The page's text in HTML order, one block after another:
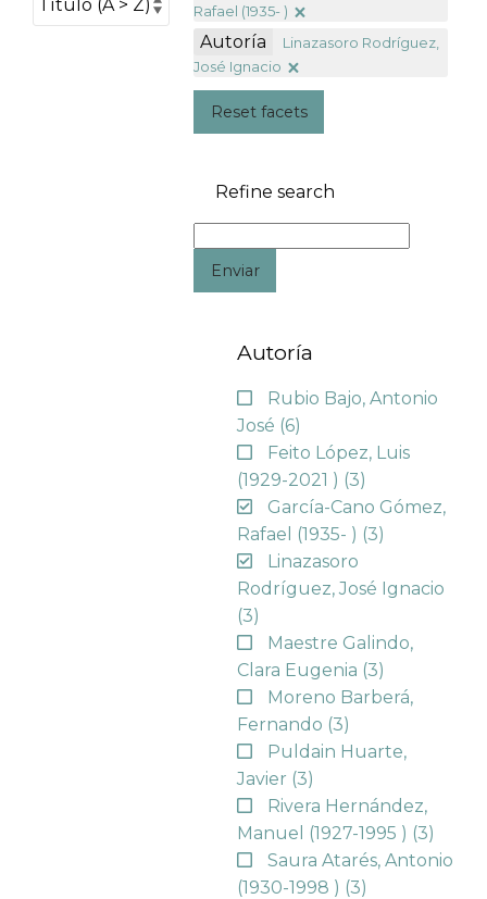
Rafael (1935- )
Autoría
Linazasoro Rodríguez,
José Ignacio
Reset facets
Refine search
Enviar
Autoría
Rubio Bajo, Antonio
José (6)
Feito López, Luis
(1929-2021 ) (3)
García-Cano Gómez,
Rafael (1935- ) (3)
Linazasoro
Rodríguez, José Ignacio
(3)
Maestre Galindo,
Clara Eugenia (3)
Moreno Barberá,
Fernando (3)
Puldain Huarte,
Javier (3)
Rivera Hernández,
Manuel (1927-1995 ) (3)
Saura Atarés, Antonio
(1930-1998 ) (3)